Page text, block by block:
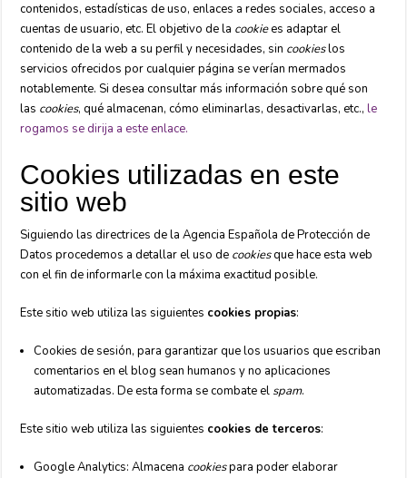
contenidos, estadísticas de uso, enlaces a redes sociales, acceso a
cuentas de usuario, etc. El objetivo de la cookiees adaptar el
contenido de la web a su perfil y necesidades, sin cookieslos
servicios ofrecidos por cualquier página se verían mermados
notablemente. Si desea consultar más información sobre qué son
las cookies, qué almacenan, cómo eliminarlas, desactivarlas, etc.,le
rogamos se dirija a este enlace.
Cookies utilizadas en este
sitio web
Siguiendo las directrices de la Agencia Española de Protección de
Datos procedemos a detallar el uso de cookiesque hace esta web
con el fin de informarle con la máxima exactitud posible.
Este sitio web utiliza las siguientes cookies propias:
Cookies de sesión, para garantizar que los usuarios que escriban
comentarios en el blog sean humanos y no aplicaciones
automatizadas. De esta forma se combate el spam.
Este sitio web utiliza las siguientes cookies de terceros:
Google Analytics: Almacena cookiespara poder elaborar